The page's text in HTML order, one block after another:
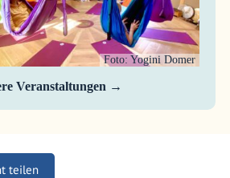
Foto: Yogini Domer
Veranstaltungen
teilen